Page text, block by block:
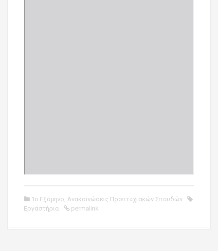
1ο Εξάμηνο, Ανακοινώσεις Προπτυχιακών Σπουδών
Εργαστήρια
permalink